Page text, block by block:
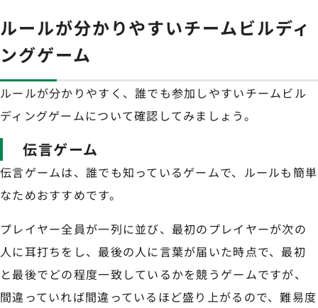
ルールが分かりやすいチームビルディ
ングゲーム
ルールが分かりやすく、誰でも参加しやすいチームビル
ディングゲームについて確認してみましょう。
伝言ゲーム
伝言ゲームは、誰でも知っているゲームで、ルールも簡単
なためおすすめです。
プレイヤー全員が一列に並び、最初のプレイヤーが次の
人に耳打ちをし、最後の人に言葉が届いた時点で、最初
と最後でどの程度一致しているかを競うゲームですが、
間違っていれば間違っているほど盛り上がるので、難易度